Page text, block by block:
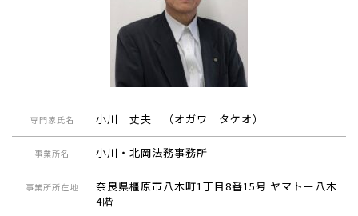
専門家氏名 小川 丈夫 （オガワ タケオ）
事業所名 小川・北岡法務事務所
事業所所在地
奈良県橿原市八木町1丁目8番15号 ヤマトー八木
4階